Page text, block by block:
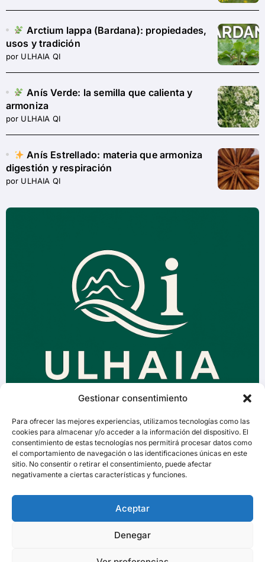
Gestionar consentimiento
Para ofrecer las mejores experiencias, utilizamos tecnologías como las
cookies para almacenar y/o acceder a la información del dispositivo. El
consentimiento de estas tecnologías nos permitirá procesar datos como
el comportamiento de navegación o las identificaciones únicas en este
sitio. No consentir o retirar el consentimiento, puede afectar
negativamente a ciertas características y funciones.
Aceptar
Denegar
Arctium lappa (Bardana): propiedades,
usos y tradición
por ULHAIA QI
Anís Verde: la semilla que calienta y
armoniza
por ULHAIA QI
Anís Estrellado: materia que armoniza
digestión y respiración
por ULHAIA QI